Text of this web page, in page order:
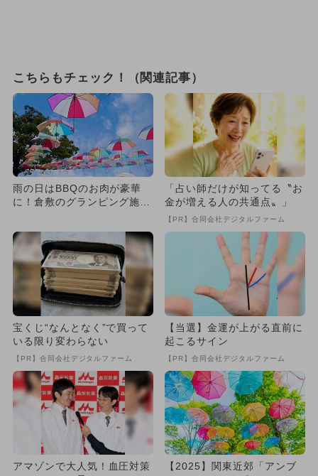
こちらもチェック！（関連記事）
雨の日はBBQのお肉が豪華
に！倉敷のグランピング施設
イ...
「占い師だけが知ってる〝お
金が増える人の共通点〟」
【PR】合同会社デジタルファーム
宝くじ“なんとなく”で買って
いる限り変わらない
【PR】合同会社デジタルファーム
【当選】金運が上がる直前に
起こるサイン
【PR】合同会社デジタルファーム
アマゾンで大人気！血圧対策
【2025】関東近郊「アンブ